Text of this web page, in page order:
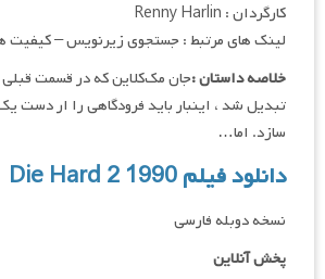
کارگردان : Renny Harlin
لینک های مرتبط : جستجوی زیرنویس – کیفیت
خلاصه داستان :جان مک‌کلاین که در قسمت
تبدیل شد ، اینبار باید فرودگاهی را ار دست یک
سازد. اما…
دانلود فیلم Die Hard 2 1990
نسخه دوبله فارسی
پخش آنلاین